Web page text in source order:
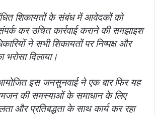
शिकायतों के संबंध में आवेदकों को
कर उचित कार्रवाई कराने की समझाइश
ने सभी शिकायतों पर निष्पक्ष और
भरोसा दिलाया।
आयोजित इस जनसुनवाई ने एक बार फिर यह
की समस्याओं के समाधान के लिए
और प्रतिबद्धता के साथ कार्य कर रहा